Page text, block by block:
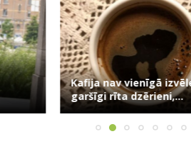
Kafija nav vienīgā
garšīgi rīta dzērieni,...